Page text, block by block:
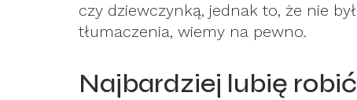
czy dziewczynką, jednak to, że nie
tłumaczenia, wiemy na pewno.
Najbardziej lubię